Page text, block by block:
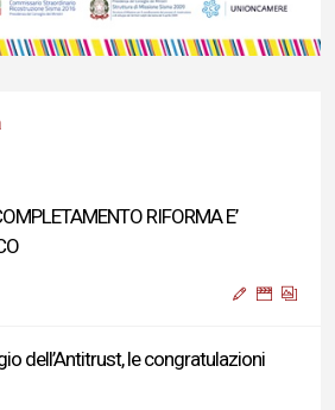
RIFORMA E’
dell’Antitrust, le congratulazioni